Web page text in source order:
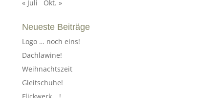
« Juli
Okt. »
Neueste Beiträge
Logo … noch eins!
Dachlawine!
Weihnachtszeit
Gleitschuhe!
Flickwerk …!